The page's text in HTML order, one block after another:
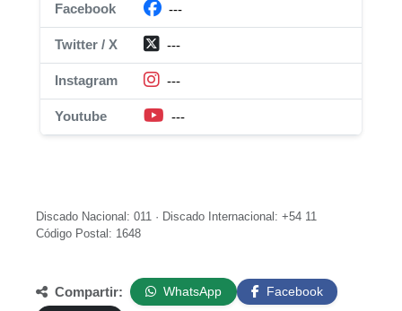
Facebook ---
Twitter / X ---
Instagram ---
Youtube ---
Discado Nacional: 011 · Discado Internacional: +54 11
Código Postal: 1648
Compartir: WhatsApp
Facebook